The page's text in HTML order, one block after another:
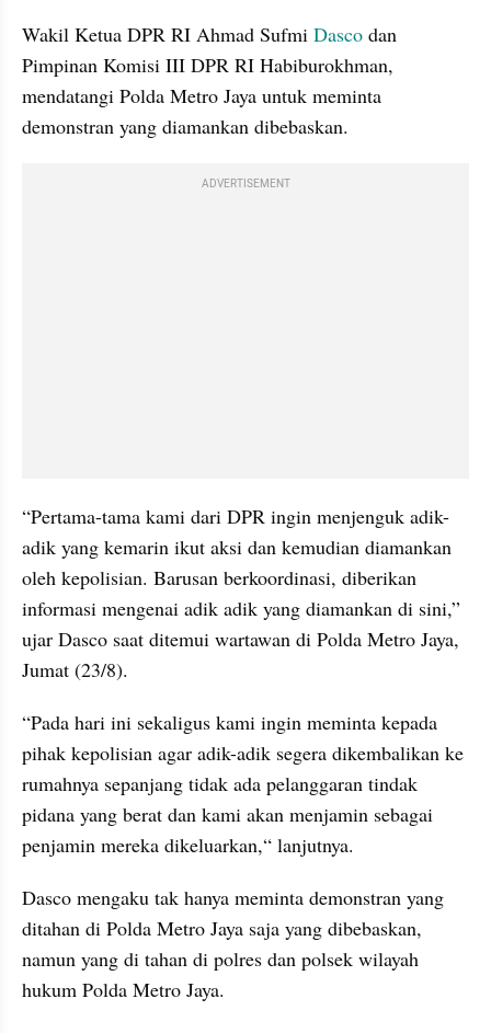
Wakil Ketua DPR RI Ahmad Sufmi Dasco dan
Pimpinan Komisi III DPR RI Habiburokhman,
mendatangi Polda Metro Jaya untuk meminta
demonstran yang diamankan dibebaskan.
ADVERTISEMENT
“Pertama-tama kami dari DPR ingin menjenguk adik-
adik yang kemarin ikut aksi dan kemudian diamankan
oleh kepolisian. Barusan berkoordinasi, diberikan
informasi mengenai adik adik yang diamankan di sini,”
ujar Dasco saat ditemui wartawan di Polda Metro Jaya,
Jumat (23/8).
“Pada hari ini sekaligus kami ingin meminta kepada
pihak kepolisian agar adik-adik segera dikembalikan ke
rumahnya sepanjang tidak ada pelanggaran tindak
pidana yang berat dan kami akan menjamin sebagai
penjamin mereka dikeluarkan,“ lanjutnya.
Dasco mengaku tak hanya meminta demonstran yang
ditahan di Polda Metro Jaya saja yang dibebaskan,
namun yang di tahan di polres dan polsek wilayah
hukum Polda Metro Jaya.